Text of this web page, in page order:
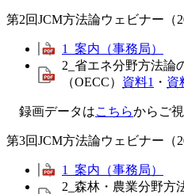
第2回JCM方法論ウェビナー（
1_案内（事務局）
2_省エネ分野方法論
（OECC） 資料1 ・ 資
録画データはこちらからご
第3回JCM方法論ウェビナー（
1_案内（事務局）
2_森林・農業分野方